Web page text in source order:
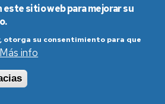
sitio web para mejorar su
otorga su consentimiento para que
Más info